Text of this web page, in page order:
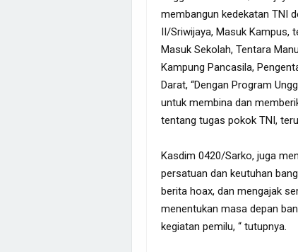
membangun kedekatan TNI
II/Sriwijaya, Masuk Kampus,
Masuk Sekolah, Tentara
Kampung Pancasila,
Darat, “Dengan Program
untuk membina dan
tentang tugas pokok TNI,
Kasdim 0420/Sarko, juga
persatuan dan keutuhan
berita hoax, dan mengajak
menentukan masa depan
kegiatan pemilu, “ tutupnya.